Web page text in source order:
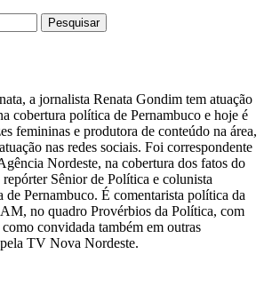
Pesquisar
a jornalista Renata Gondim tem atuação
cobertura política de Pernambuco e hoje é
femininas e produtora de conteúdo na área,
nas redes sociais. Foi correspondente
Nordeste, na cobertura dos fatos do
Sênior de Política e colunista
Pernambuco. É comentarista política da
no quadro Provérbios da Política, com
convidada também em outras
TV Nova Nordeste.